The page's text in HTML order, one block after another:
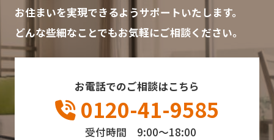
お住まいを実現できるようサポートいたします。
どんな些細なことでもお気軽にご相談ください。
お電話でのご相談はこちら
0120-41-9585
受付時間 9:00～18:00